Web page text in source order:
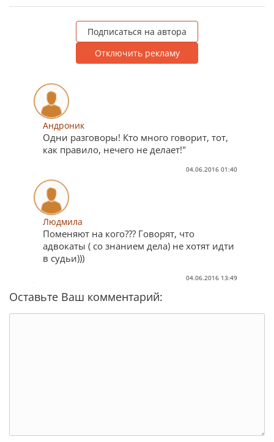
Подписаться на автора
Отключить рекламу
Андроник
Одни разговоры! Кто много говорит, тот,
как правило, нечего не делает!"
04.06.2016 01:40
Людмила
Поменяют на кого??? Говорят, что
адвокаты ( со знанием дела) не хотят идти
в судьи)))
04.06.2016 13:49
Оставьте Ваш комментарий: